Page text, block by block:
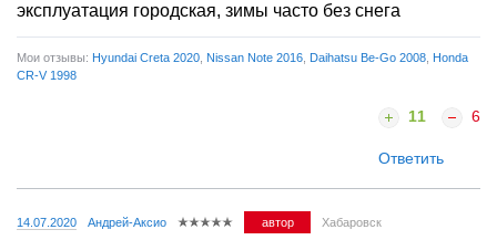
эксплуатация городская, зимы часто без снега
Мои отзывы: Hyundai Creta 2020 Nissan Note 2016 Daihatsu Be-Go 2008 Honda
CR-V 1998
11 6
Ответить
14.07.2020 Андрей-Аксио автор Хабаровск